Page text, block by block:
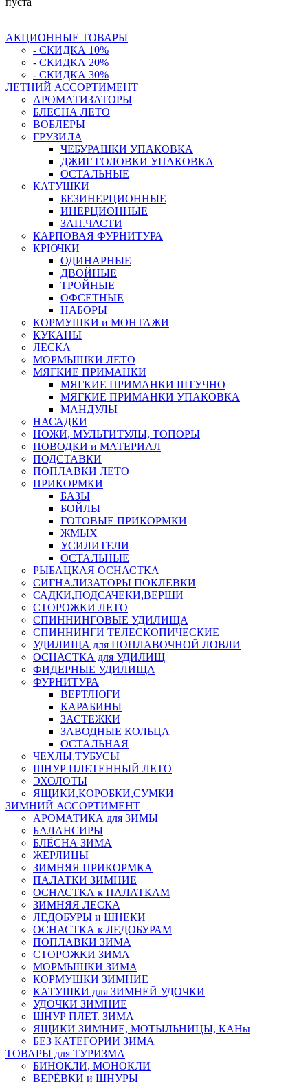
АКЦИОННЫЕ ТОВАРЫ
- СКИДКА 10%
- СКИДКА 20%
- СКИДКА 30%
ЛЕТНИЙ АССОРТИМЕНТ
АРОМАТИЗАТОРЫ
БЛЕСНА ЛЕТО
ВОБЛЕРЫ
ГРУЗИЛА
ЧЕБУРАШКИ УПАКОВКА
ДЖИГ ГОЛОВКИ УПАКОВКА
ОСТАЛЬНЫЕ
КАТУШКИ
БЕЗИНЕРЦИОННЫЕ
ИНЕРЦИОННЫЕ
ЗАП.ЧАСТИ
КАРПОВАЯ ФУРНИТУРА
КРЮЧКИ
ОДИНАРНЫЕ
ДВОЙНЫЕ
ТРОЙНЫЕ
ОФСЕТНЫЕ
НАБОРЫ
КОРМУШКИ и МОНТАЖИ
КУКАНЫ
ЛЕСКА
МОРМЫШКИ ЛЕТО
МЯГКИЕ ПРИМАНКИ
МЯГКИЕ ПРИМАНКИ ШТУЧНО
МЯГКИЕ ПРИМАНКИ УПАКОВКА
МАНДУЛЫ
НАСАДКИ
НОЖИ, МУЛЬТИТУЛЫ, ТОПОРЫ
ПОВОДКИ и МАТЕРИАЛ
ПОДСТАВКИ
ПОПЛАВКИ ЛЕТО
ПРИКОРМКИ
БАЗЫ
БОЙЛЫ
ГОТОВЫЕ ПРИКОРМКИ
ЖМЫХ
УСИЛИТЕЛИ
ОСТАЛЬНЫЕ
РЫБАЦКАЯ ОСНАСТКА
СИГНАЛИЗАТОРЫ ПОКЛЕВКИ
САДКИ,ПОДСАЧЕКИ,ВЕРШИ
СТОРОЖКИ ЛЕТО
СПИННИНГОВЫЕ УДИЛИЩА
СПИННИНГИ ТЕЛЕСКОПИЧЕСКИЕ
УДИЛИЩА для ПОПЛАВОЧНОЙ ЛОВЛИ
ОСНАСТКА для УДИЛИЩ
ФИДЕРНЫЕ УДИЛИЩА
ФУРНИТУРА
ВЕРТЛЮГИ
КАРАБИНЫ
ЗАСТЕЖКИ
ЗАВОДНЫЕ КОЛЬЦА
ОСТАЛЬНАЯ
ЧЕХЛЫ,ТУБУСЫ
ШНУР ПЛЕТЕННЫЙ ЛЕТО
ЭХОЛОТЫ
ЯЩИКИ,КОРОБКИ,СУМКИ
ЗИМНИЙ АССОРТИМЕНТ
АРОМАТИКА для ЗИМЫ
БАЛАНСИРЫ
БЛЁСНА ЗИМА
ЖЕРЛИЦЫ
ЗИМНЯЯ ПРИКОРМКА
ПАЛАТКИ ЗИМНИЕ
ОСНАСТКА к ПАЛАТКАМ
ЗИМНЯЯ ЛЕСКА
ЛЕДОБУРЫ и ШНЕКИ
ОСНАСТКА к ЛЕДОБУРАМ
ПОПЛАВКИ ЗИМА
СТОРОЖКИ ЗИМА
МОРМЫШКИ ЗИМА
КОРМУШКИ ЗИМНИЕ
КАТУШКИ для ЗИМНЕЙ УДОЧКИ
УДОЧКИ ЗИМНИЕ
ШНУР ПЛЕТ. ЗИМА
ЯЩИКИ ЗИМНИЕ, МОТЫЛЬНИЦЫ, КАНы
БЕЗ КАТЕГОРИИ ЗИМА
ТОВАРЫ для ТУРИЗМА
БИНОКЛИ, МОНОКЛИ
ВЕРЁВКИ и ШНУРЫ